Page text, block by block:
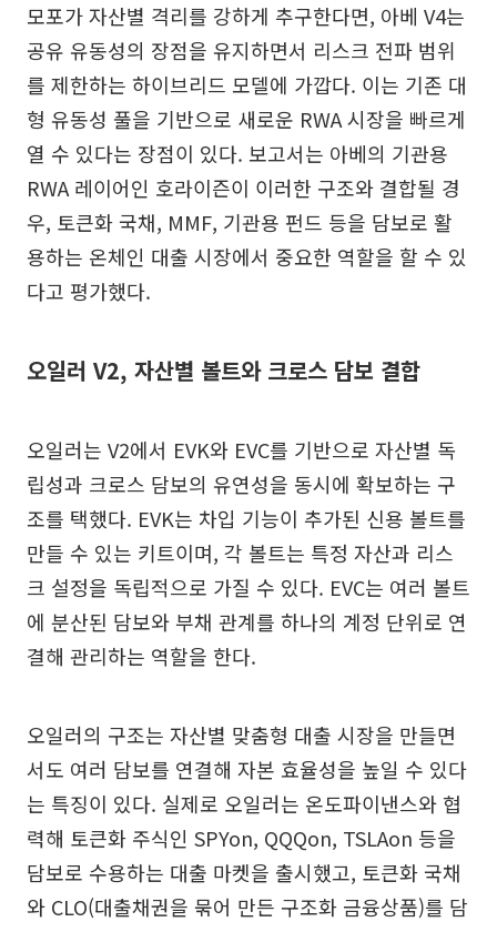
모포가 자산별 격리를 강하게 추구한다면, 아베 V4는
공유 유동성의 장점을 유지하면서 리스크 전파 범위
를 제한하는 하이브리드 모델에 가깝다. 이는 기존 대
형 유동성 풀을 기반으로 새로운 RWA 시장을 빠르게
열 수 있다는 장점이 있다. 보고서는 아베의 기관용
RWA 레이어인 호라이즌이 이러한 구조와 결합될 경
우, 토큰화 국채, MMF, 기관용 펀드 등을 담보로 활
용하는 온체인 대출 시장에서 중요한 역할을 할 수 있
다고 평가했다.
오일러 V2, 자산별 볼트와 크로스 담보 결합
오일러는 V2에서 EVK와 EVC를 기반으로 자산별 독
립성과 크로스 담보의 유연성을 동시에 확보하는 구
조를 택했다. EVK는 차입 기능이 추가된 신용 볼트를
만들 수 있는 키트이며, 각 볼트는 특정 자산과 리스
크 설정을 독립적으로 가질 수 있다. EVC는 여러 볼트
에 분산된 담보와 부채 관계를 하나의 계정 단위로 연
결해 관리하는 역할을 한다.
오일러의 구조는 자산별 맞춤형 대출 시장을 만들면
서도 여러 담보를 연결해 자본 효율성을 높일 수 있다
는 특징이 있다. 실제로 오일러는 온도파이낸스와 협
력해 토큰화 주식인 SPYon, QQQon, TSLAon 등을
담보로 수용하는 대출 마켓을 출시했고, 토큰화 국채
와 CLO(대출채권을 묶어 만든 구조화 금융상품)를 담